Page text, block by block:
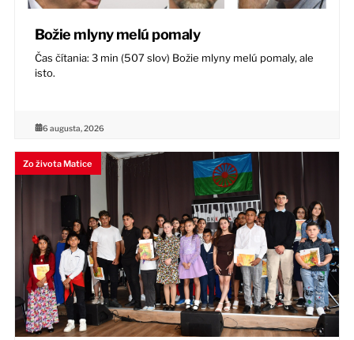
Božie mlyny melú pomaly
Čas čítania: 3 min (507 slov) Božie mlyny melú pomaly, ale
isto.
6 augusta, 2026
Zo života Matice